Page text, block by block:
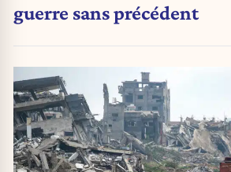
guerre sans précédent